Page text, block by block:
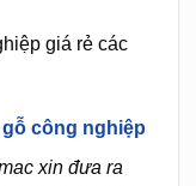
giá rẻ các
công nghiệp
xin đưa ra